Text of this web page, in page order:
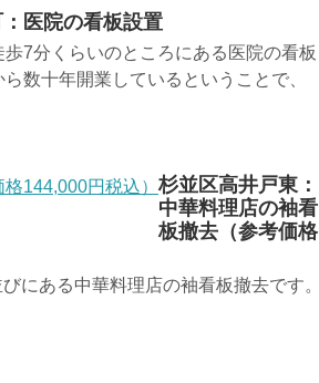
医院の看板設置
7分くらいのところにある医院の看板
数十年開業しているということで、
杉並区高井戸東：
中華料理店の袖看
板撤去（参考価格
にある中華料理店の袖看板撤去です。